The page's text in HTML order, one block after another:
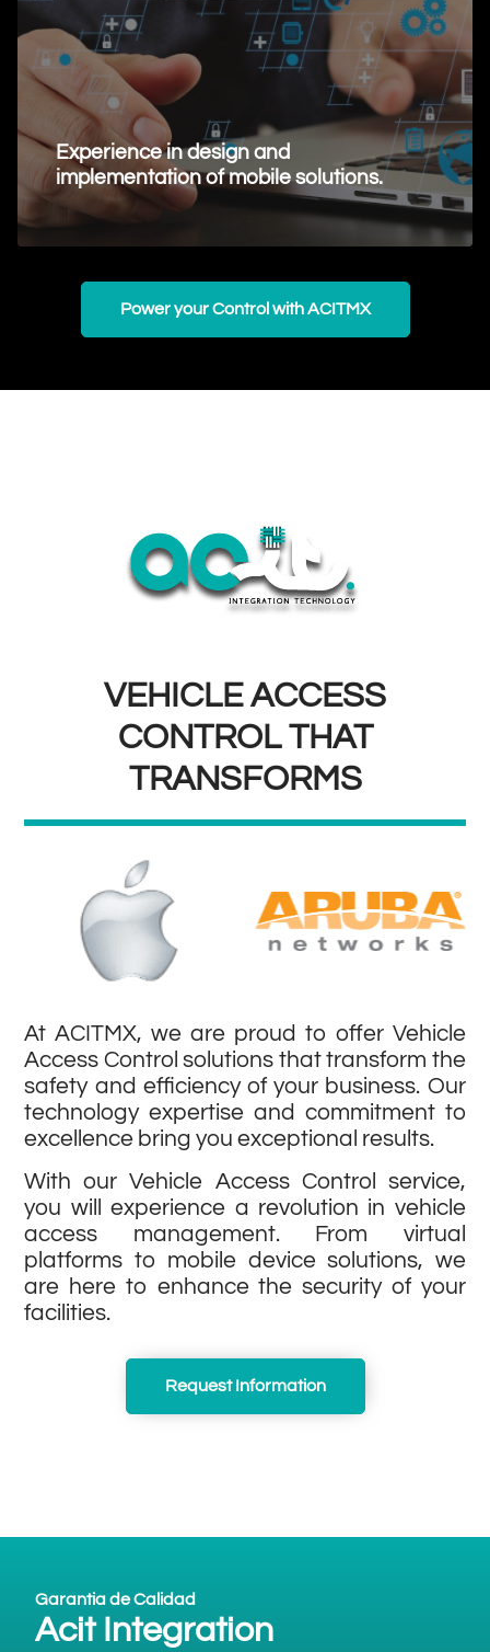
Experience in design and
implementation of mobile solutions.
Request Information
Power your Control with ACITMX
VEHICLE ACCESS
CONTROL THAT
TRANSFORMS
At ACITMX, we are proud to offer Vehicle
Access Control solutions that transform the
safety and efficiency of your business. Our
technology expertise and commitment to
excellence bring you exceptional results.
With our Vehicle Access Control service,
you will experience a revolution in vehicle
access management. From virtual
platforms to mobile device solutions, we
are here to enhance the security of your
facilities.
Request Information
Garantia de Calidad
Acit Integration